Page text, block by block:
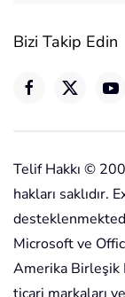
Bizi Takip Edin
Telif Hakkı ©
hakları saklıdır.
Microsoft ve
Amerika Birleşik